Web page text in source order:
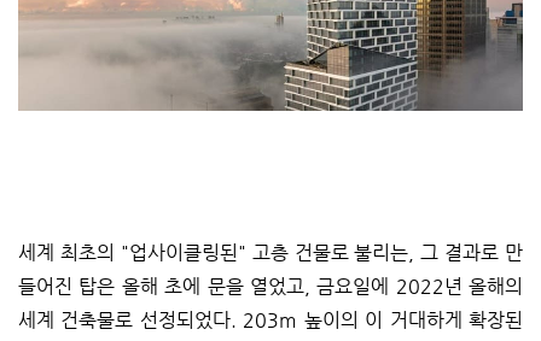
세계 최초의 "업사이클링된" 고층 건물로 불리는, 그 결과로 만
들어진 탑은 올해 초에 문을 열었고, 금요일에 2022년 올해의
세계 건축물로 선정되었다. 203m 높이의 이 거대하게 확장된